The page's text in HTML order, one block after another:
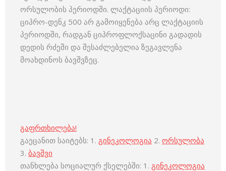
ორსულობის პერიოდში. ლაქტაციის პერიოდი:
ციპრო-დენკ 500 არ გამოიყენება არც ლაქტაციის
პერიოდში, რადგან ციპროფლოქსაცინი გადადის
დედის რძეში და შესაძლებელია ზეგავლენა
მოახდინოს ბავშვზეც.
გაფრთხილება!
გაეცანით საიტებს: 1. გინეკოლოგია 2. ორსულობა
3. ბავშვი
თანხლება სოციალურ ქსელებში: 1. გინეკოლოგია